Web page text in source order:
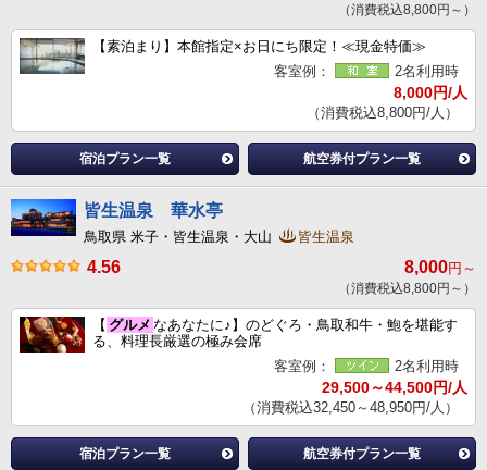
（消費税込8,800円～）
【素泊まり】本館指定×お日にち限定！≪現金特価≫
客室例：
2名利用時
8,000円/人
（消費税込8,800円/人）
宿泊プラン一覧 航空券付プラン一覧
皆生温泉 華水亭
鳥取県 米子・皆生温泉・大山 皆生温泉
4.56 8,000円～
（消費税込8,800円～）
【 グルメ なあなたに♪】のどぐろ・鳥取和牛・鮑を堪能す
る、料理長厳選の極み会席
客室例：
2名利用時
29,500～44,500円/人
（消費税込32,450～48,950円/人）
宿泊プラン一覧 航空券付プラン一覧